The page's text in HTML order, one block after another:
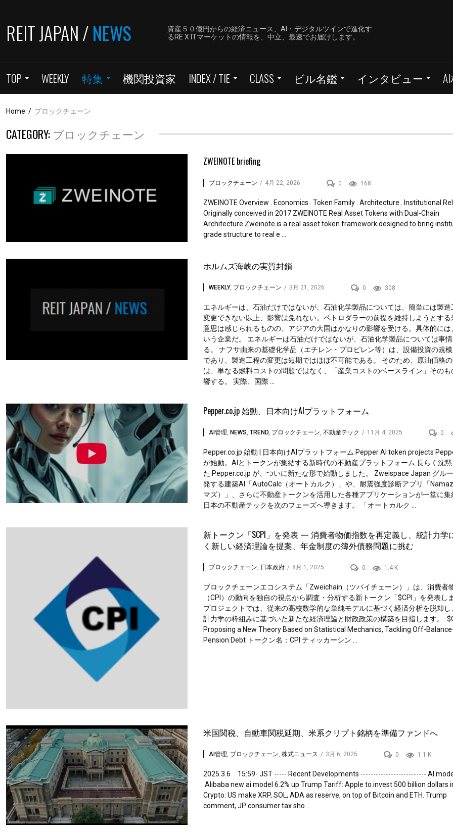
REIT JAPAN /NEWS
資産５０億円からの経済ニュース、AI・デジタルツインで進化す
るRE X ITマーケットの情報を、中立、最速でお届けします。
TOP WEEKLY 特集 機関投資家 INDEX / TIE CLASS ビル名鑑 インタビュー
Home / ブロックチェーン
CATEGORY: ブロックチェーン
ZWEINOTE briefing
ブロックチェーン / 4月 22, 2026 0 168
ZWEINOTE Overview . Economics . Token Family . Architecture . Institutional
Originally conceived in 2017 ZWEINOTE Real Asset Tokens with Dual-Chain
Architecture Zweinote is a real asset token framework designed to bring
grade structure to real e ...
ホルムズ海峡の実質封鎖
WEEKLY, ブロックチェーン / 3月 21, 2026 0 308
エネルギーは、石油だけではないが、石油化学製品については、簡単には製造
変更できない以上、影響は免れない。ペトロダラーの前提を維持しようとする
意思は感じられるものの、アジアの大国はかなりの影響を受ける。具体的には
いう企業だ。 エネルギーは石油だけではないが、石油化学製品については事
る。 ナフサ由来の基礎化学品（エチレン・プロピレン等）は、設備投資の規
であり、製造工程の変更は短期ではほぼ不可能である。 そのため、原油価格
は、単なる燃料コストの問題ではなく、「産業コストのベースライン」そのも
響する。 実際、国際 ...
Pepper.co.jp 始動、日本向けAIプラットフォーム
AI管理, NEWS, TREND, ブロックチェーン, 不動産テック / 11月 4, 2025 0
Pepper.co.jp 始動 | 日本向けAIプラットフォーム Pepper AI token projects
が始動。AIとトークンが集結する新時代の不動産プラットフォーム 長らく沈
た Pepper.co.jp が、ついに新たな形で始動しました。 Zweispace Japan グル
発する建築AI「AutoCalc（オートカルク）」や、耐震強度診断アプリ「
マズ）」、さらに不動産トークンを活用した各種アプリケーションが一堂に集
日本の不動産テックを次のフェーズへ導きます。 「オートカルク ...
新トークン「$CPI」を発表 — 消費者物価指数を再定義し、統計力学
く新しい経済理論を提案、年金制度の簿外債務問題に挑む
ブロックチェーン, 日本政府 / 8月 1, 2025 0 1.4 K
ブロックチェーンエコシステム「Zweichain（ツバイチェーン）」は、消費者
（CPI）の動向を独自の視点から調査・分析する新トークン「$CPI」を発表し
プロジェクトでは、従来の高校数学的な単純モデルに基づく経済分析を脱却し
計力学の枠組みに基づいた新たな経済理論と財政政策の構築を目指します。
Proposing a New Theory Based on Statistical Mechanics, Tackling Off-
Pension Debt トークン名：CPI ティッカーシン ...
米国関税、自動車関税延期、米系クリプト銘柄を準備ファンドへ
AI管理, ブロックチェーン, 株式ニュース / 3月 6, 2025 0 1.1 K
2025.3.6 15:59- JST ----- Recent Developments -------------------------- AI
Alibaba new ai model 6.2% up Trump Tariff: Apple to invest 500 billion dollars
Crypto: US make XRP, SOL, ADA as reserve, on top of Bitcoin and ETH. Trump
comment, JP consumer tax sho ...